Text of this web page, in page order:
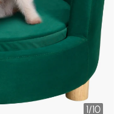
1/10